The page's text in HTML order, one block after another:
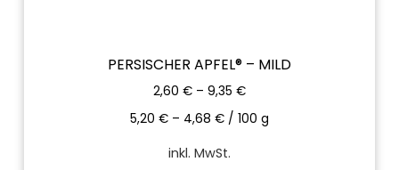
PERSISCHER APFEL® – MILD
2,60 € – 9,35 €
5,20 € – 4,68 € / 100 g
inkl. MwSt.